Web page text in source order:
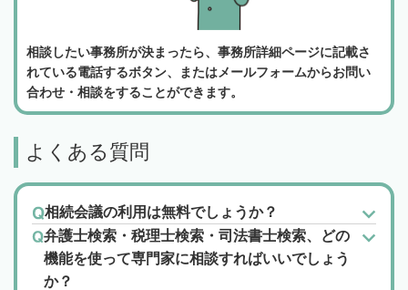
相談したい事務所が決まったら、事務所詳細ページに記載さ
れている電話するボタン、またはメールフォームからお問い
合わせ・相談をすることができます。
よくある質問
相続会議の利用は無料でしょうか？
弁護士検索・税理士検索・司法書士検索、どの
機能を使って専門家に相談すればいいでしょう
か？